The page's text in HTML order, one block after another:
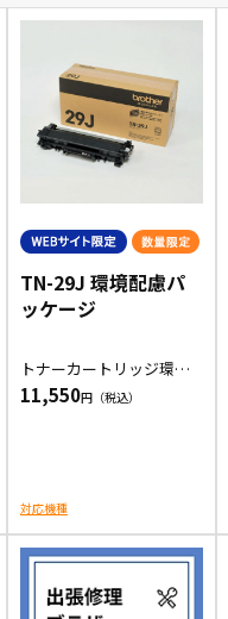
TN-29J 環境配慮パ
ッケージ
トナーカートリッジ環境
配慮パッケージ
11,550
対応機種